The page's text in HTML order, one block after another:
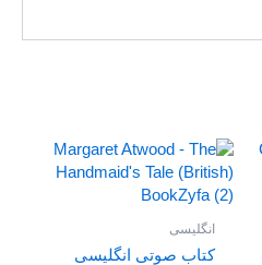
انگلیسی
کتاب صوتی انگلیسی